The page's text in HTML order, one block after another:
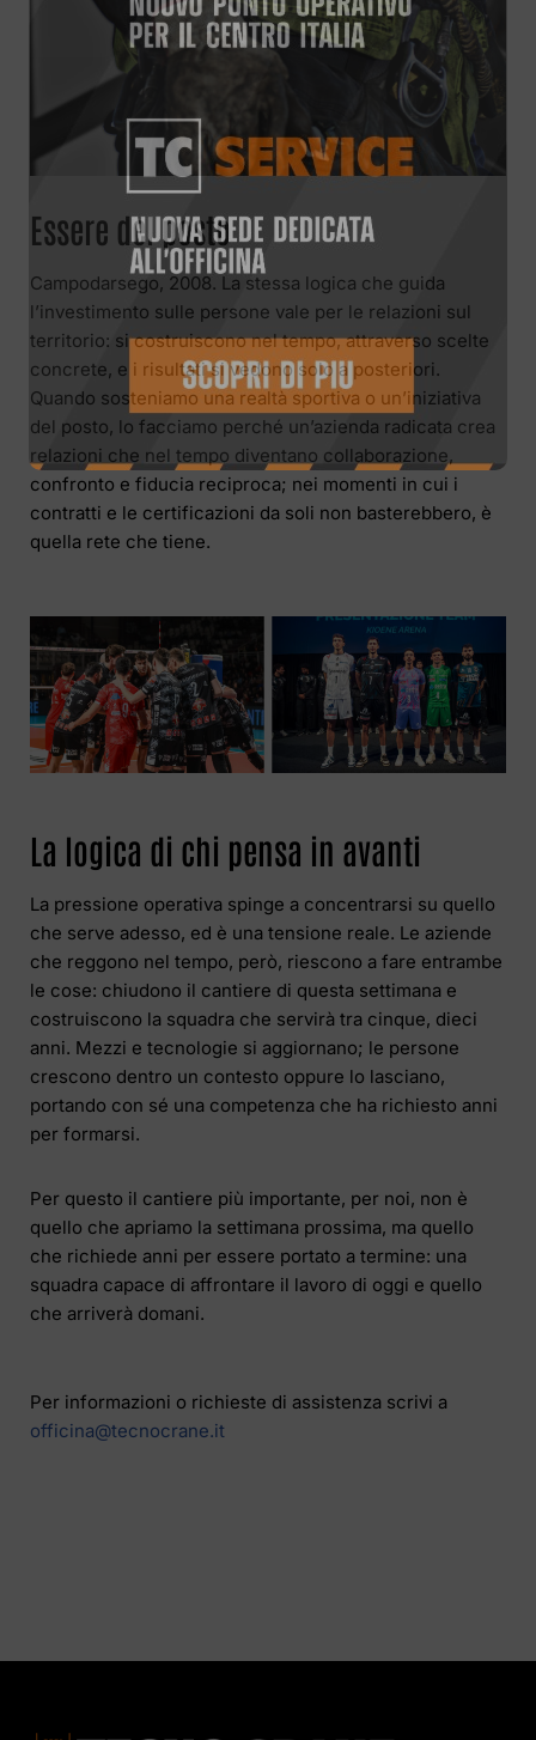
Essere del posto
Campodarsego, 2008. La stessa logica che guida
l’investimento sulle persone vale per le relazioni sul
territorio: si costruiscono nel tempo, attraverso scelte
concrete, e i risultati si vedono solo a posteriori.
Quando sosteniamo una realtà sportiva o un’iniziativa
del posto, lo facciamo perché un’azienda radicata crea
relazioni che nel tempo diventano collaborazione,
confronto e fiducia reciproca; nei momenti in cui i
contratti e le certificazioni da soli non basterebbero, è
quella rete che tiene.
La logica di chi pensa in avanti
La pressione operativa spinge a concentrarsi su quello
che serve adesso, ed è una tensione reale. Le aziende
che reggono nel tempo, però, riescono a fare entrambe
le cose: chiudono il cantiere di questa settimana e
costruiscono la squadra che servirà tra cinque, dieci
anni. Mezzi e tecnologie si aggiornano; le persone
crescono dentro un contesto oppure lo lasciano,
portando con sé una competenza che ha richiesto anni
per formarsi.
Per questo il cantiere più importante, per noi, non è
quello che apriamo la settimana prossima, ma quello
che richiede anni per essere portato a termine: una
squadra capace di affrontare il lavoro di oggi e quello
che arriverà domani.
Per informazioni o richieste di assistenza scrivi a
officina@tecnocrane.it